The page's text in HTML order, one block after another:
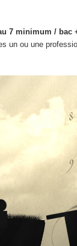
7 minimum / bac
ou une